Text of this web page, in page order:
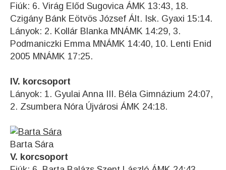
Fiúk: 6. Virág Előd Sugovica ÁMK 13:43, 18.
Czigány Bánk Eötvös József Ált. Isk. Gyaxi 15:14.
Lányok: 2. Kollár Blanka MNÁMK 14:29, 3.
Podmaniczki Emma MNÁMK 14:40, 10. Lenti Enid
2005 MNÁMK 17:25.
IV. korcsoport
Lányok: 1. Gyulai Anna III. Béla Gimnázium 24:07,
2. Zsumbera Nóra Újvárosi ÁMK 24:18.
Barta Sára
V. korcsoport